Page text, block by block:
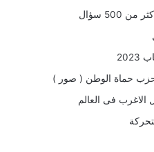
سؤال
حماة الوطن ( صور )
فى العالم